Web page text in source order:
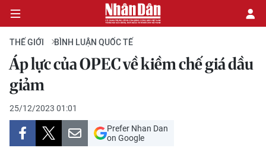
CHÍNH TRỊ
KINH TẾ
VĂN HÓA
THẾ GIỚI BÌNH LUẬN QUỐC TẾ
Áp lực của OPEC về kiềm chế giá dầu
giảm
25/12/2023 01:01
Prefer Nhan Dan
on Google